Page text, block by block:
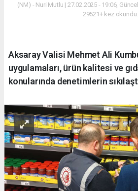
(NM) - Nuri Mutlu | 27.02.2025 - 19:06,
29521+ kez okundu.
Aksaray Valisi Mehmet Ali
uygulamaları, ürün kalitesi ve
konularında denetimlerin